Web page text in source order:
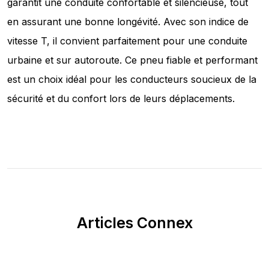
en assurant une bonne longévité. Avec son indice de
vitesse T, il convient parfaitement pour une conduite
urbaine et sur autoroute. Ce pneu fiable et performant
est un choix idéal pour les conducteurs soucieux de la
sécurité et du confort lors de leurs déplacements.
Articles Connex